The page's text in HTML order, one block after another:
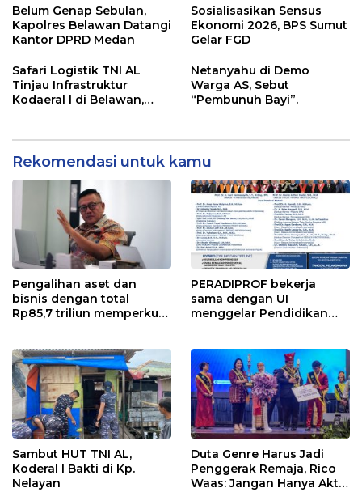
Persen
Belum Genap Sebulan,
Kapolres Belawan Datangi
Kantor DPRD Medan
Sosialisasikan Sensus
Ekonomi 2026, BPS Sumut
Gelar FGD
Safari Logistik TNI AL
Tinjau Infrastruktur
Kodaeral I di Belawan,
Netanyahu di Demo
Warga AS, Sebut
“Pembunuh Bayi”.
Rekomendasi untuk kamu
Pengalihan aset dan
bisnis dengan total
Rp85,7 triliun memperkuat
dari 90% aset jaringan
Telkom
PERADIPROF bekerja
sama dengan UI
menggelar Pendidikan
Sambut HUT TNI AL,
Koderal I Bakti di Kp.
Nelayan
Duta Genre Harus Jadi
Penggerak Remaja, Rico
Waas: Jangan Hanya Aktif